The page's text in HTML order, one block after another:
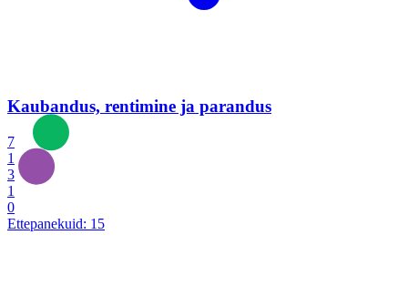
Kaubandus, rentimine ja parandus
7
1
3
1
0
Ettepanekuid: 15